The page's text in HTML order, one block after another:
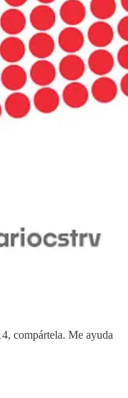
compártela. Me ayuda